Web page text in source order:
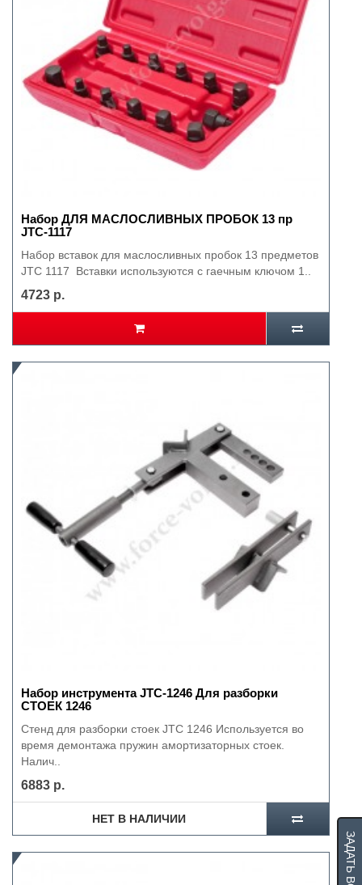
Набор ДЛЯ МАСЛОСЛИВНЫХ ПРОБОК 13 пр
JTC-1117
Набор вставок для маслосливных пробок 13 предметов
JTC 1117 Вставки используются с гаечным ключом 1..
4723 р.
Набор инструмента JTC-1246 Для разборки
СТОЕК 1246
Стенд для разборки стоек JTC 1246 Используется во
время демонтажа пружин амортизаторных стоек.
Налич..
6883 р.
НЕТ В НАЛИЧИИ